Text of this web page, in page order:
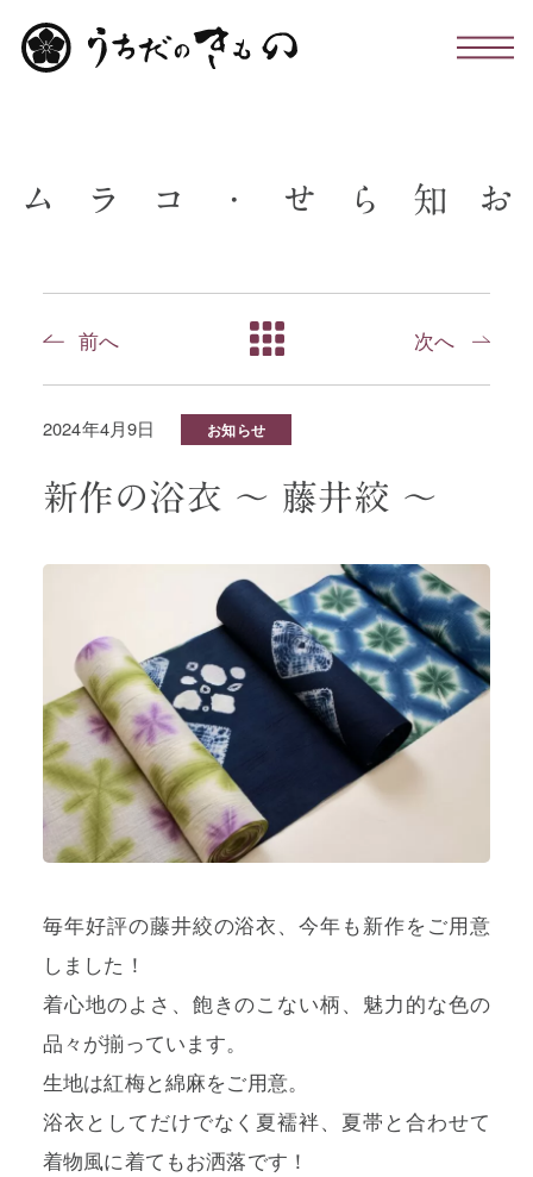
店舗のこと
お知らせ・コラム
プライバシーポリシー
特定商取引法に基づく表記
利用規約
お
知
ら
せ
・
コ
ラ
ム
前へ 次へ
2024年4月9日 お知らせ
新作の浴衣 〜 藤井絞 〜
毎年好評の藤井絞の浴衣、今年も新作をご用意
しました！
着心地のよさ、飽きのこない柄、魅力的な色の
品々が揃っています。
生地は紅梅と綿麻をご用意。
浴衣としてだけでなく夏襦袢、夏帯と合わせて
着物風に着てもお洒落です！